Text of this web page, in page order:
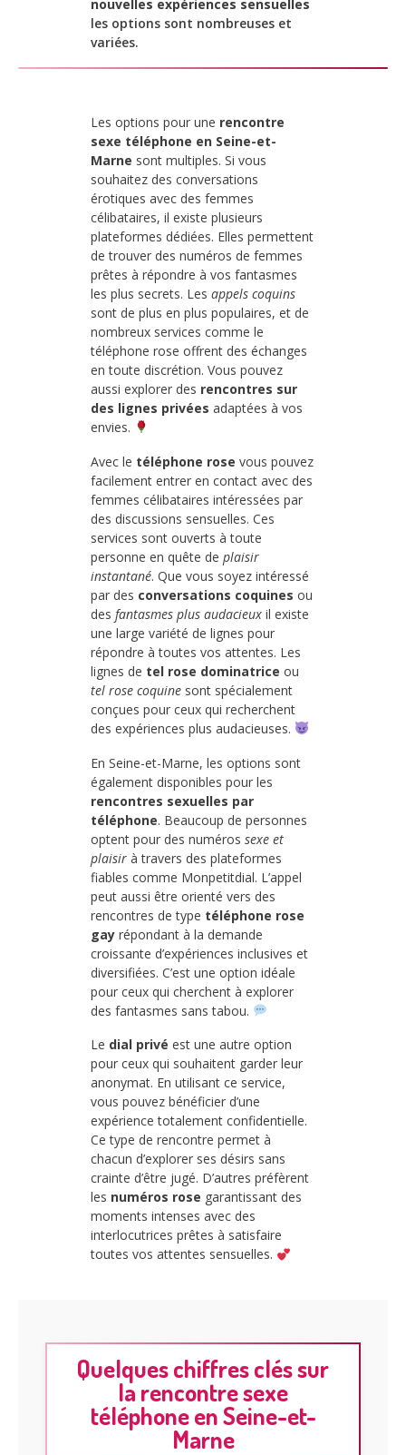
nouvelles expériences sensuelles
les options sont nombreuses et
variées.
Les options pour une rencontre
sexe téléphone en Seine-et-
Marne sont multiples. Si vous
souhaitez des conversations
érotiques avec des femmes
célibataires, il existe plusieurs
plateformes dédiées. Elles permettent
de trouver des numéros de femmes
prêtes à répondre à vos fantasmes
les plus secrets. Les appels coquins
sont de plus en plus populaires, et de
nombreux services comme le
téléphone rose offrent des échanges
en toute discrétion. Vous pouvez
aussi explorer des rencontres sur
des lignes privées adaptées à vos
envies.
Avec le téléphone rose vous pouvez
facilement entrer en contact avec des
femmes célibataires intéressées par
des discussions sensuelles. Ces
services sont ouverts à toute
personne en quête de plaisir
instantané. Que vous soyez intéressé
par des conversations coquines ou
des fantasmes plus audacieux il existe
une large variété de lignes pour
répondre à toutes vos attentes. Les
lignes de tel rose dominatrice ou
tel rose coquine sont spécialement
conçues pour ceux qui recherchent
des expériences plus audacieuses.
En Seine-et-Marne, les options sont
également disponibles pour les
rencontres sexuelles par
téléphone. Beaucoup de personnes
optent pour des numéros sexe et
plaisir à travers des plateformes
fiables comme Monpetitdial. L’appel
peut aussi être orienté vers des
rencontres de type téléphone rose
gay répondant à la demande
croissante d’expériences inclusives et
diversifiées. C’est une option idéale
pour ceux qui cherchent à explorer
des fantasmes sans tabou.
Le dial privé est une autre option
pour ceux qui souhaitent garder leur
anonymat. En utilisant ce service,
vous pouvez bénéficier d’une
expérience totalement confidentielle.
Ce type de rencontre permet à
chacun d’explorer ses désirs sans
crainte d’être jugé. D’autres préfèrent
les numéros rose garantissant des
moments intenses avec des
interlocutrices prêtes à satisfaire
toutes vos attentes sensuelles.
Quelques chiffres clés sur
la rencontre sexe
téléphone en Seine-et-
Marne